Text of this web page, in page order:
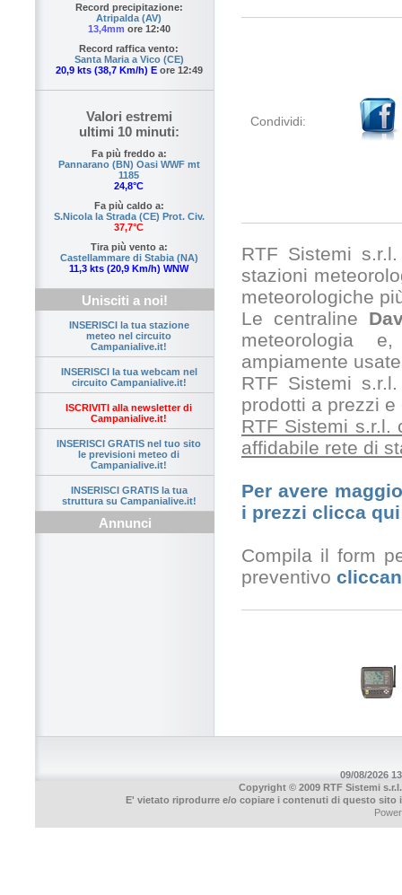
Record precipitazione:
Atripalda (AV)
13,4mm ore 12:40
Record raffica vento:
Santa Maria a Vico (CE)
20,9 kts (38,7 Km/h) Eore 12:49
Valori estremi
ultimi 10 minuti:
Fa più freddo a:
Pannarano (BN) Oasi WWF mt
1185
24,8°C
Fa più caldo a:
S.Nicola la Strada (CE) Prot. Civ.
37,7°C
Tira più vento a:
Castellammare di Stabia (NA)
11,3 kts (20,9 Km/h) WNW
Unisciti a noi!
INSERISCI la tua stazione
meteo nel circuito
Campanialive.it!
INSERISCI la tua webcam nel
circuito Campanialive.it!
ISCRIVITI alla newsletter di
Campanialive.it!
INSERISCI GRATIS nel tuo sito
le previsioni meteo di
Campanialive.it!
INSERISCI GRATIS la tua
struttura su Campanialive.it!
Annunci
Condividi:
RTF Sistemi
stazioni
meteorologiche
Le centraline
meteorologia
ampiamente
RTF Sistemi
prodotti a prezzi
RTF Sistemi s.r.l.
affidabile rete di
Per avere
i prezzi clicca qui
Compila il form
preventivo
09/08/2026
Copyright © 2009 RTF Sistemi
E' vietato riprodurre e/o copiare i contenuti di questo